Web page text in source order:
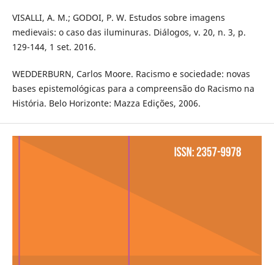
VISALLI, A. M.; GODOI, P. W. Estudos sobre imagens
medievais: o caso das iluminuras. Diálogos, v. 20, n. 3, p.
129-144, 1 set. 2016.
WEDDERBURN, Carlos Moore. Racismo e sociedade: novas
bases epistemológicas para a compreensão do Racismo na
História. Belo Horizonte: Mazza Edições, 2006.